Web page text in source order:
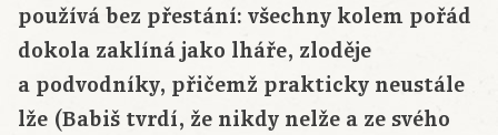
používá bez přestání: všechny kolem pořád
dokola zaklíná jako lháře, zloděje
a podvodníky, přičemž prakticky neustále
lže (Babiš tvrdí, že nikdy nelže a ze svého